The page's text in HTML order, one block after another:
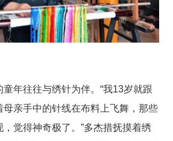
年往往与绣针为伴。 “我13岁就跟
母亲手中的针线在布料上飞舞， 那些
觉得神奇极了 。”多杰措抚摸着绣